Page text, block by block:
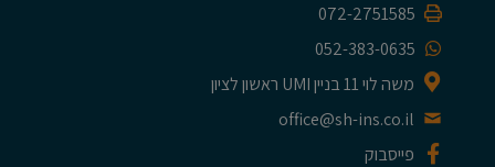
072-2751585
052-383-0635
משה לוי 11 בניין UMI ראשון לציון
office@sh-ins.co.il
פייסבוק